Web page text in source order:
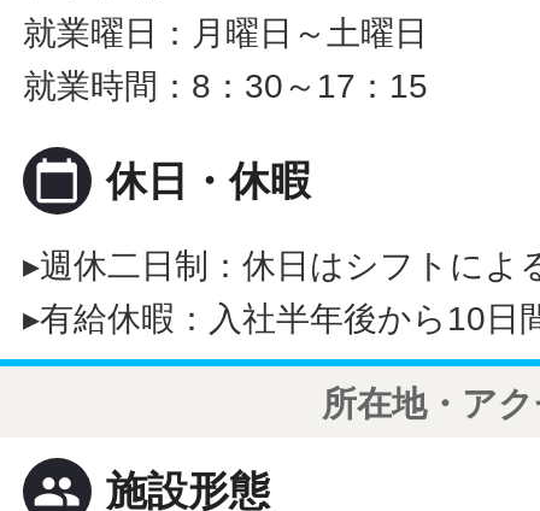
就業曜日：月曜日～土曜日
就業時間：8：30～17：15
calendar_today 休日・休暇
▸週休二日制：休日はシフトによ
▸有給休暇：入社半年後から10日
所在地・ア
people 施設形態